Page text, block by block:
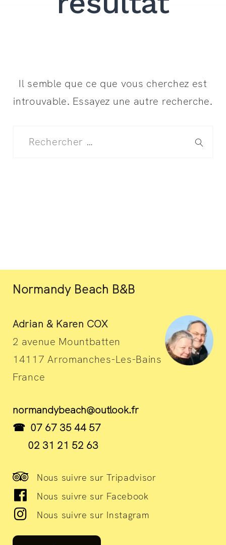
Il semble que ce que vous cherchez est
introuvable. Essayez une autre recherche.
Normandy Beach B&B
Adrian & Karen COX
2 avenue Mountbatten
14117 Arromanches-Les-Bains
France
normandybeach@outlook.fr
☎ 07 67 35 44 57
02 31 21 52 63
Nous suivre sur Tripadvisor
Nous suivre sur Facebook
Nous suivre sur Instagram